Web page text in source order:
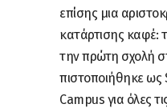
επίσης μια
κατάρτισης καφέ:
την πρώτη σχολή
πιστοποιήθηκε ως
Campus για όλες